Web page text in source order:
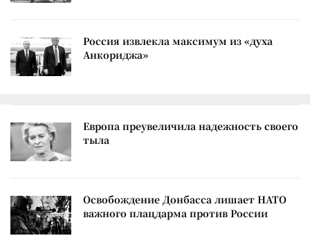
Россия извлекла максимум из «духа
Анкориджа»
Европа преувеличила надежность своего
тыла
Освобождение Донбасса лишает НАТО
важного плацдарма против России